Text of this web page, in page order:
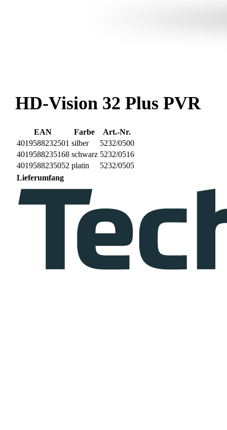
HD-Vision 32 Plus PVR
EAN Farbe
Art.-Nr.
4019588232501 silber
5232/0500
4019588235168 schwarz 5232/0516
4019588235052 platin
5232/0505
Lieferumfang